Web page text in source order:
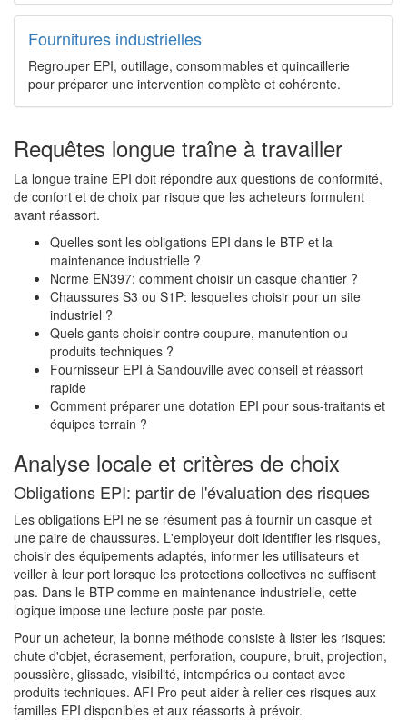
Fournitures industrielles
Regrouper EPI, outillage, consommables et quincaillerie
pour préparer une intervention complète et cohérente.
Requêtes longue traîne à travailler
La longue traîne EPI doit répondre aux questions de conformité,
de confort et de choix par risque que les acheteurs formulent
avant réassort.
Quelles sont les obligations EPI dans le BTP et la
maintenance industrielle ?
Norme EN397: comment choisir un casque chantier ?
Chaussures S3 ou S1P: lesquelles choisir pour un site
industriel ?
Quels gants choisir contre coupure, manutention ou
produits techniques ?
Fournisseur EPI à Sandouville avec conseil et réassort
rapide
Comment préparer une dotation EPI pour sous-traitants et
équipes terrain ?
Analyse locale et critères de choix
Obligations EPI: partir de l'évaluation des risques
Les obligations EPI ne se résument pas à fournir un casque et
une paire de chaussures. L'employeur doit identifier les risques,
choisir des équipements adaptés, informer les utilisateurs et
veiller à leur port lorsque les protections collectives ne suffisent
pas. Dans le BTP comme en maintenance industrielle, cette
logique impose une lecture poste par poste.
Pour un acheteur, la bonne méthode consiste à lister les risques:
chute d'objet, écrasement, perforation, coupure, bruit, projection,
poussière, glissade, visibilité, intempéries ou contact avec
produits techniques. AFI Pro peut aider à relier ces risques aux
familles EPI disponibles et aux réassorts à prévoir.